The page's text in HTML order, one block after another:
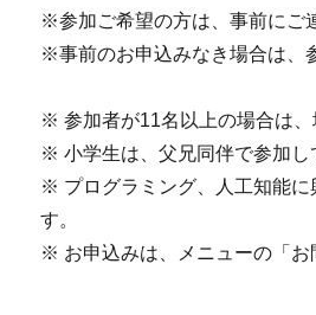
※参加ご希望の方は、事前にご
※事前のお申込みなき場合は、
※ 参加者が11名以上の場合は、
※ 小学生は、父兄同伴で参加し
※ プログラミング、人工知能に
す。
※ お申込みは、メニューの「お